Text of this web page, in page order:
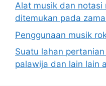
Alat musik dan notasi
ditemukan pada
Penggunaan musik
Suatu lahan
palawija dan lain lain